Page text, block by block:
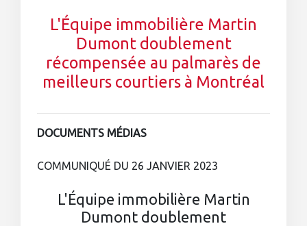
L'Équipe immobilière Martin
Dumont doublement
récompensée au palmarès de
meilleurs courtiers à Montréal
DOCUMENTS MÉDIAS
COMMUNIQUÉ DU 26 JANVIER 2023
L'Équipe immobilière Martin
Dumont doublement